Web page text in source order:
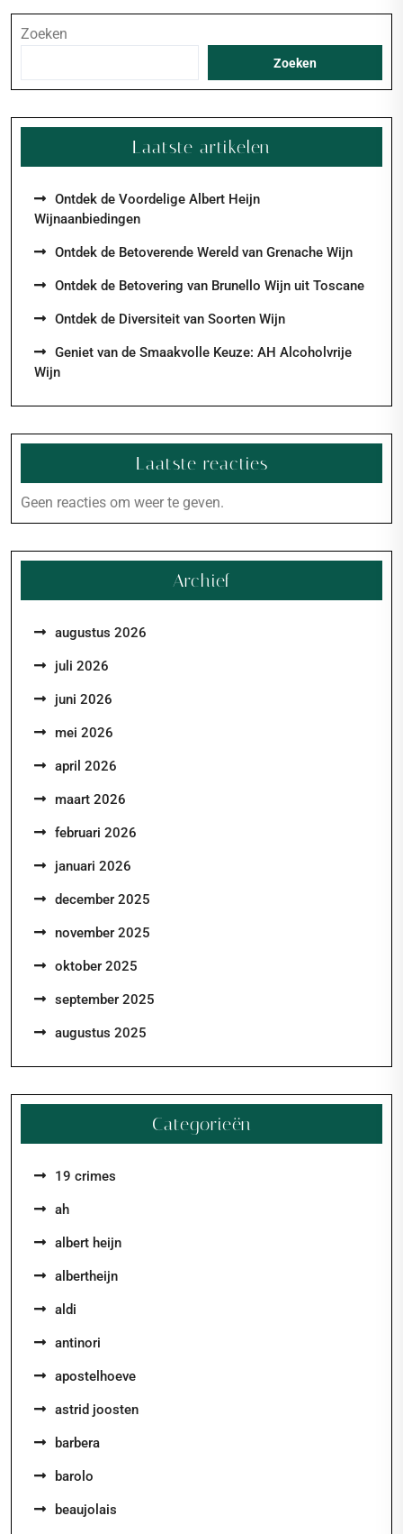
Zoeken
Zoeken
Laatste artikelen
Ontdek de Voordelige Albert Heijn
Wijnaanbiedingen
Ontdek de Betoverende Wereld van Grenache Wijn
Ontdek de Betovering van Brunello Wijn uit Toscane
Ontdek de Diversiteit van Soorten Wijn
Geniet van de Smaakvolle Keuze: AH Alcoholvrije
Wijn
Laatste reacties
Geen reacties om weer te geven.
Archief
augustus 2026
juli 2026
juni 2026
mei 2026
april 2026
maart 2026
februari 2026
januari 2026
december 2025
november 2025
oktober 2025
september 2025
augustus 2025
Categorieën
19 crimes
ah
albert heijn
albertheijn
aldi
antinori
apostelhoeve
astrid joosten
barbera
barolo
beaujolais